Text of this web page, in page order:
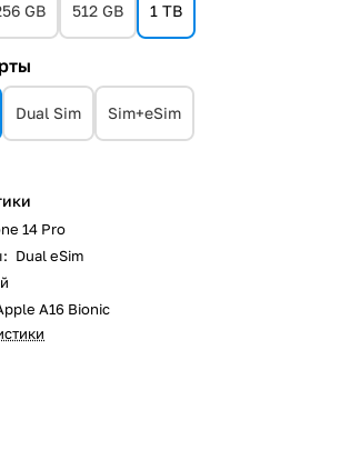
GB 512 GB 1 TB
Dual Sim Sim+eSim
14 Pro
: Dual eSim
A16 Bionic